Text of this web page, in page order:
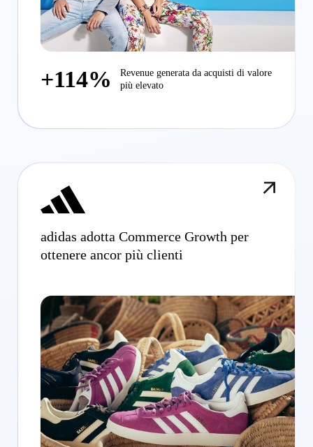
+114%
Revenue generata da acquisti di valore
più elevato
adidas adotta Commerce Growth per
ottenere ancor più clienti